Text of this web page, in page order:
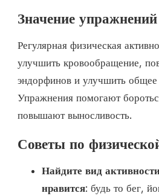
Значение упражнений
Регулярная физическая
улучшить кровообращение,
эндорфинов и улучшить общее
Упражнения помогают
повышают выносливость.
Советы по
Найдите вид
нравится: будь то бег,